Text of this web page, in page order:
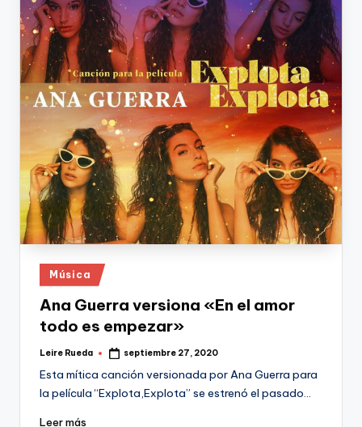
Publicado
en
Música
Ana Guerra versiona «En el amor
todo es empezar»
Publicado
Leire Rueda septiembre 27, 2020
Esta mítica canción versionada por Ana Guerra para
la película “Explota,Explota” se estrenó el pasado…
Leer más